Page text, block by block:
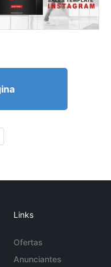
Links
Ofertas
Anunciantes